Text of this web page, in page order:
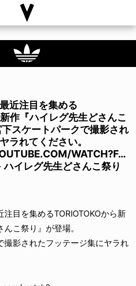
近注目を集める
作『ハイレグ先生どさんこ
スケートパークで撮影され
ラれてください。
WATCH?F…
イレグ先生どさんこ祭り
注目を集めるTORIOTOKOから新
こ祭り』が登場。
撮影されたフッテージ集にヤラれ